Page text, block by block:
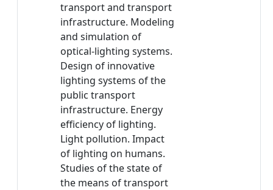
transport and transport
infrastructure. Modeling
and simulation of
optical-lighting systems.
Design of innovative
lighting systems of the
public transport
infrastructure. Energy
efficiency of lighting.
Light pollution. Impact
of lighting on humans.
Studies of the state of
the means of transport